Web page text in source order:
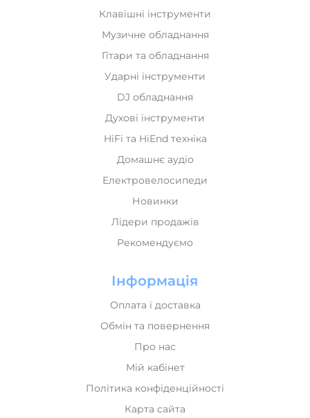
Клавішні інструменти
Музичне обладнання
Гітари та обладнання
Ударні інструменти
DJ обладнання
Духові інструменти
HiFi та HiEnd техніка
Домашнє аудіо
Електровелосипеди
Новинки
Лідери продажів
Рекомендуємо
Інформація
Оплата і доставка
Обмін та повернення
Про нас
Мій кабінет
Політика конфіденційності
Карта сайта